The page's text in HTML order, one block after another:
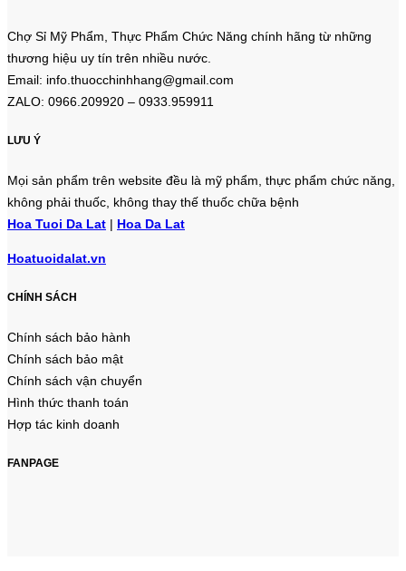
Chợ Sỉ Mỹ Phẩm, Thực Phẩm Chức Năng chính hãng từ những
thương hiệu uy tín trên nhiều nước.
Email: info.thuocchinhhang@gmail.com
ZALO: 0966.209920 – 0933.959911
LƯU Ý
Mọi sản phẩm trên website đều là mỹ phẩm, thực phẩm chức năng,
không phải thuốc, không thay thế thuốc chữa bệnh
Hoa Tuoi Da Lat | Hoa Da Lat
Hoatuoidalat.vn
CHÍNH SÁCH
Chính sách bảo hành
Chính sách bảo mật
Chính sách vận chuyển
Hình thức thanh toán
Hợp tác kinh doanh
FANPAGE